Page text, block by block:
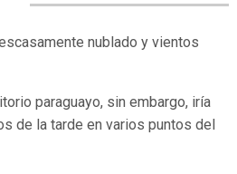
nublado y vientos
paraguayo, sin embargo, iría
de la tarde en varios puntos del